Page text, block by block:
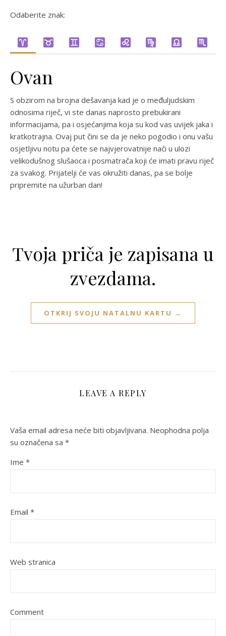
Odaberite znak:
Ovan
S obzirom na brojna dešavanja kad je o međuljudskim
odnosima riječ, vi ste danas naprosto prebukirani
informacijama, pa i osjećanjima koja su kod vas uvijek jaka i
kratkotrajna. Ovaj put čini se da je neko pogodio i onu vašu
osjetljivu notu pa ćete se najvjerovatnije naći u ulozi
velikodušnog slušaoca i posmatrača koji će imati pravu riječ
za svakog. Prijatelji će vas okružiti danas, pa se bolje
pripremite na užurban dan!
Tvoja priča je zapisana u
zvezdama.
OTKRIJ SVOJU NATALNU KARTU →
LEAVE A REPLY
Vaša email adresa neće biti objavljivana. Neophodna polja
su označena sa *
Ime *
Email *
Web stranica
Comment